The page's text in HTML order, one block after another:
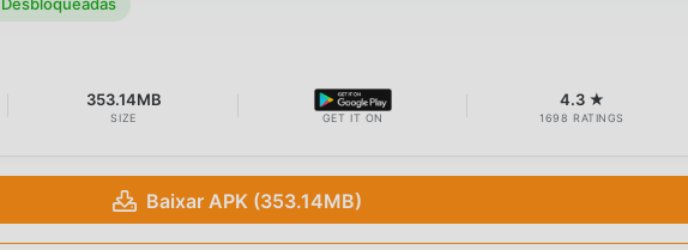
353.14MB
SIZE GET IT ON
4.3 ★
1698 RATINGS
Baixar APK (353.14MB)